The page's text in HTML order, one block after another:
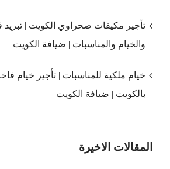
تأجير مكيفات صحراوي الكويت |
والخيام والمناسبات | ضيافة الكويت
خيام ملكية للمناسبات | تأجير خيام
بالكويت | ضيافة الكويت
المقالات الاخيرة